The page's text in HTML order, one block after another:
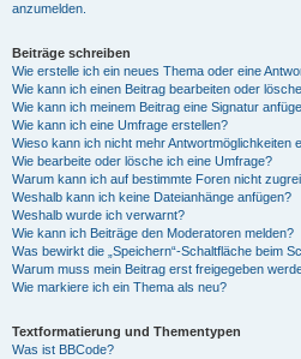
anzumelden.
Beiträge schreiben
Wie erstelle ich ein neues Thema oder eine
Wie kann ich einen Beitrag bearbeiten oder
Wie kann ich meinem Beitrag eine Signatur
Wie kann ich eine Umfrage erstellen?
Wieso kann ich nicht mehr Antwortmöglichkeiten
Wie bearbeite oder lösche ich eine Umfrage?
Warum kann ich auf bestimmte Foren nicht
Weshalb kann ich keine Dateianhänge anfügen?
Weshalb wurde ich verwarnt?
Wie kann ich Beiträge den Moderatoren melden?
Was bewirkt die „Speichern“-Schaltfläche beim
Warum muss mein Beitrag erst freigegeben
Wie markiere ich ein Thema als neu?
Textformatierung und Thementypen
Was ist BBCode?